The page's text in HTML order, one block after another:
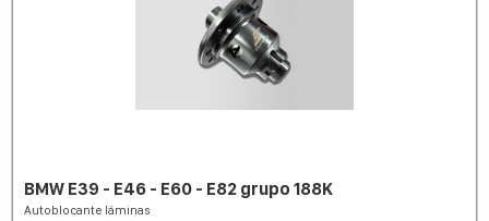
BMW E39 - E46 - E60 - E82 grupo 188K
Autoblocante láminas